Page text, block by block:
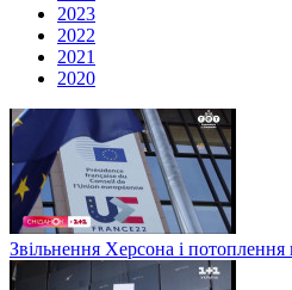
2023
2022
2021
2020
Звільнення Херсона і